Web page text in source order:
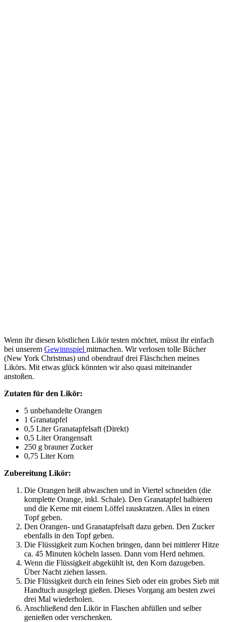
Wenn ihr die­sen köst­li­chen Likör tes­ten möch­tet, müsst ihr ein­fach
bei unse­rem Gewinn­spiel mit­ma­chen. Wir ver­lo­sen tol­le Bücher
(New York Christ­mas) und oben­drauf drei Fläsch­chen mei­nes
Likörs. Mit etwas glück könn­ten wir also qua­si mit­ein­an­der
anstoßen.
Zuta­ten für den Likör:
5 unbe­han­del­te Orangen
1 Gra­nat­ap­fel
0,5 Liter Gra­nat­ap­fel­saft (Direkt)
0,5 Liter Orangensaft
250 g brau­ner Zucker
0,75 Liter Korn
Zube­rei­tung Likör:
Die Oran­gen heiß abwa­schen und in Vier­tel schnei­den (die
kom­plet­te Oran­ge, inkl. Scha­le). Den Gra­nat­ap­fel hal­bie­ren
und die Ker­ne mit einem Löf­fel raus­krat­zen. Alles in einen
Topf geben.
Den Oran­gen- und Gra­nat­ap­fel­saft dazu geben. Den Zucker
eben­falls in den Topf geben.
Die Flüs­sig­keit zum Kochen brin­gen, dann bei mitt­le­rer Hit­ze
ca. 45 Minu­ten köcheln las­sen. Dann vom Herd nehmen.
Wenn die Flüs­sig­keit abge­kühlt ist, den Korn dazu­ge­ben.
Über Nacht zie­hen lassen.
Die Flüs­sig­keit durch ein fei­nes Sieb oder ein gro­bes Sieb mit
Hand­tuch aus­ge­legt gie­ßen. Die­ses Vor­gang am bes­ten zwei
drei Mal wiederholen.
Anschlie­ßend den Likör in Fla­schen abfül­len und sel­ber
genie­ßen oder verschenken.